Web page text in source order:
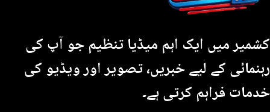
کشمیر میں ایک اہم میڈیا تنظیم جو آپ کی
رہنمائی کے لیے خبریں، تصویر اور ویڈیو کی
خدمات فراہم کرتی ہے۔